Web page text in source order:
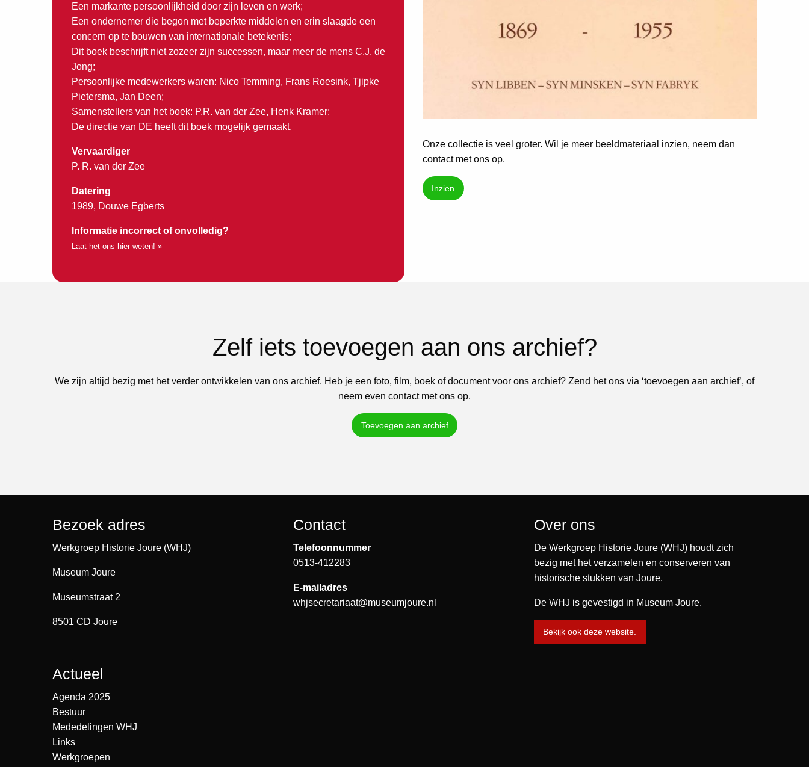
Een markante persoonlijkheid door zijn leven en werk;
Een ondernemer die begon met beperkte middelen en erin slaagde een
concern op te bouwen van internationale betekenis;
Dit boek beschrijft niet zozeer zijn successen, maar meer de mens C.J. de
Jong;
Persoonlijke medewerkers waren: Nico Temming, Frans Roesink, Tjipke
Pietersma, Jan Deen;
Samenstellers van het boek: P.R. van der Zee, Henk Kramer;
De directie van DE heeft dit boek mogelijk gemaakt.
Vervaardiger
P. R. van der Zee
Datering
1989, Douwe Egberts
Informatie incorrect of onvolledig?
Laat het ons hier weten! »
Onze collectie is veel groter. Wil je meer beeldmateriaal inzien, neem dan
contact met ons op.
Inzien
Zelf iets toevoegen aan ons archief?
We zijn altijd bezig met het verder ontwikkelen van ons archief. Heb je een foto, film, boek of document voor ons archief? Zend het ons via ‘toevoegen aan archief’, of
neem even contact met ons op.
Toevoegen aan archief
Bezoek adres
Werkgroep Historie Joure (WHJ)
Museum Joure
Museumstraat 2
8501 CD Joure
Contact
Telefoonnummer
0513-412283
E-mailadres
whjsecretariaat@museumjoure.nl
Over ons
De Werkgroep Historie Joure (WHJ) houdt zich
bezig met het verzamelen en conserveren van
historische stukken van Joure.
De WHJ is gevestigd in Museum Joure.
Bekijk ook deze website.
Actueel
Agenda 2025
Bestuur
Mededelingen WHJ
Links
Werkgroepen